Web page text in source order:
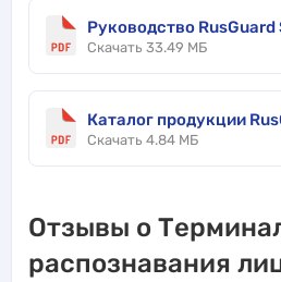
Руководство RusGuard
Скачать 33.49 МБ
Каталог продукции
Скачать 4.84 МБ
Отзывы о
распознавания